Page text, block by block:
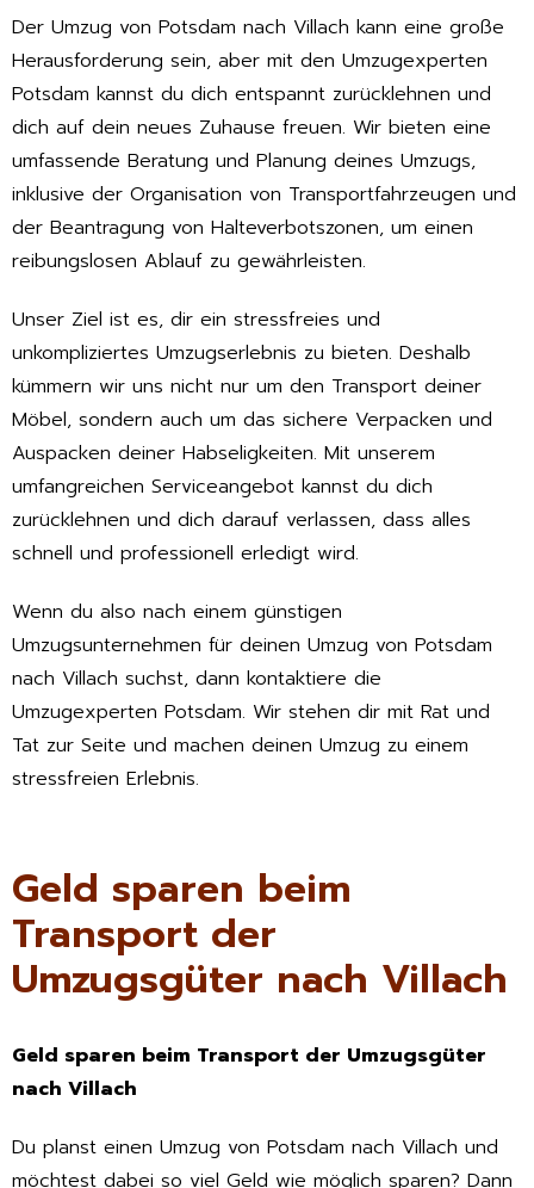
Der Umzug von Potsdam nach Villach kann eine große
Herausforderung sein, aber mit den Umzugexperten
Potsdam kannst du dich entspannt zurücklehnen und
dich auf dein neues Zuhause freuen. Wir bieten eine
umfassende Beratung und Planung deines Umzugs,
inklusive der Organisation von Transportfahrzeugen und
der Beantragung von Halteverbotszonen, um einen
reibungslosen Ablauf zu gewährleisten.
Unser Ziel ist es, dir ein stressfreies und
unkompliziertes Umzugserlebnis zu bieten. Deshalb
kümmern wir uns nicht nur um den Transport deiner
Möbel, sondern auch um das sichere Verpacken und
Auspacken deiner Habseligkeiten. Mit unserem
umfangreichen Serviceangebot kannst du dich
zurücklehnen und dich darauf verlassen, dass alles
schnell und professionell erledigt wird.
Wenn du also nach einem günstigen
Umzugsunternehmen für deinen Umzug von Potsdam
nach Villach suchst, dann kontaktiere die
Umzugexperten Potsdam. Wir stehen dir mit Rat und
Tat zur Seite und machen deinen Umzug zu einem
stressfreien Erlebnis.
Geld sparen beim
Transport der
Umzugsgüter nach Villach
Geld sparen beim Transport der Umzugsgüter
nach Villach
Du planst einen Umzug von Potsdam nach Villach und
möchtest dabei so viel Geld wie möglich sparen? Dann